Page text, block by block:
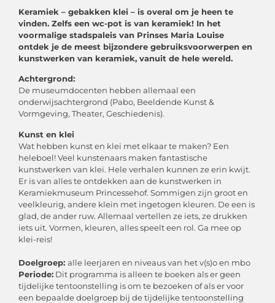
Keramiek – gebakken klei – is overal om je heen te
vinden. Zelfs een wc-pot is van keramiek! In het
voormalige stadspaleis van Prinses Maria Louise
ontdek je de meest bijzondere gebruiksvoorwerpen en
kunstwerken van keramiek, vanuit de hele wereld.
Achtergrond:
De museumdocenten hebben allemaal een
onderwijsachtergrond (Pabo, Beeldende Kunst &
Vormgeving, Theater, Geschiedenis).
Kunst en klei
Wat hebben kunst en klei met elkaar te maken? Een
heleboel! Veel kunstenaars maken fantastische
kunstwerken van klei. Hele verhalen kunnen ze erin kwijt.
Er is van alles te ontdekken aan de kunstwerken in
Keramiekmuseum Princessehof. Sommigen zijn groot en
veelkleurig, andere klein met ingetogen kleuren. De een is
glad, de ander ruw. Allemaal vertellen ze iets, ze drukken
iets uit. Vormen, kleuren, alles speelt een rol. Ga mee op
klei-reis!
Doelgroep: alle leerjaren en niveaus van het v(s)o en mbo
Periode: Dit programma is alleen te boeken als er geen
tijdelijke tentoonstelling is om te bezoeken of als er voor
een bepaalde doelgroep bij de tijdelijke tentoonstelling